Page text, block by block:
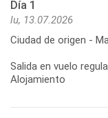
Día 1
lu, 13.07.2026
Ciudad de origen -
Salida en vuelo